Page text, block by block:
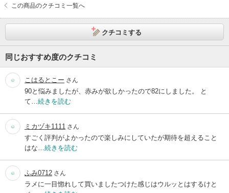
この商品のクチコミ一覧へ
クチコミする
同じおすすめ度のクチコミ
こはるとこー さん
90と悩みましたが、赤みが欲しかったので82にしました。 と
て… 続きを読む
ミカヅキ1111 さん
すごく評判がよかったので楽しみにしていたが期待を超えること
はな… 続きを読む
ふみ0712 さん
ラメに一目惚れして買いましたつけた感じはウルッとはするけと